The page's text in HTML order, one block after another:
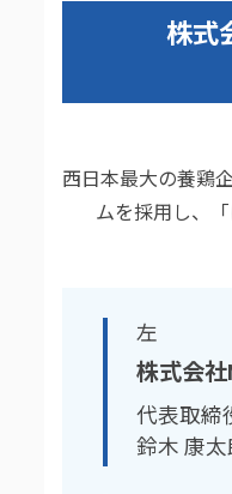
株式
西日本最大の養鶏
ムを採用し、
左
株式会社
代表取締
鈴木 康太